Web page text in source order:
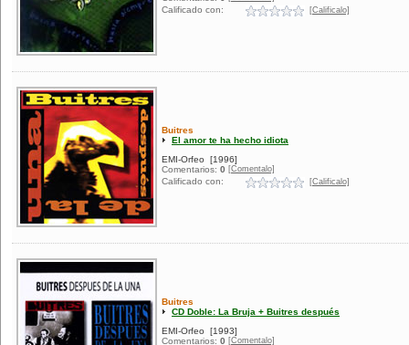
Calificado con: [Calificalo]
Buitres
El amor te ha hecho idiota
EMI-Orfeo
[1996]
Comentarios: 0 [Comentalo]
Calificado con: [Calificalo]
Buitres
CD Doble: La Bruja + Buitres después
EMI-Orfeo
[1993]
Comentarios: 0 [Comentalo]